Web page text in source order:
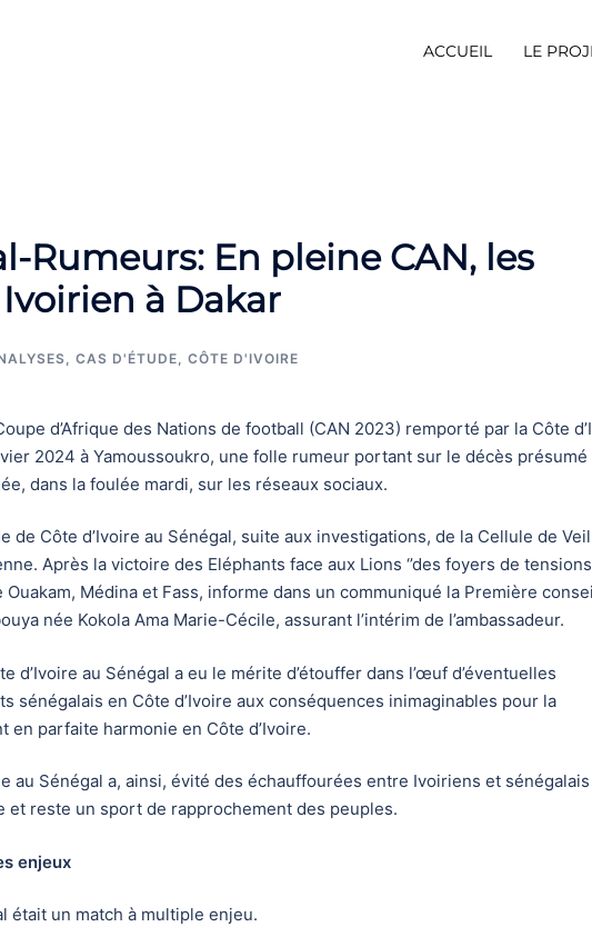
ACCUEIL LE
Rumeurs: En pleine CAN, les
Ivoirien à Dakar
CAS D'ÉTUDE CÔTE D'IVOIRE
d’Afrique des Nations de football (CAN 2023) remporté par la Côte
2024 à Yamoussoukro, une folle rumeur portant sur le décès présumé
dans la foulée mardi, sur les réseaux sociaux.
de Côte d’Ivoire au Sénégal, suite aux investigations, de la Cellule de
Après la victoire des Eléphants face aux Lions ‘’des foyers de
Ouakam, Médina et Fass, informe dans un communiqué la Première
née Kokola Ama Marie-Cécile, assurant l’intérim de l’ambassadeur.
d’Ivoire au Sénégal a eu le mérite d’étouffer dans l’œuf d’éventuelles
en Côte d’Ivoire aux conséquences inimaginables pour la
parfaite harmonie en Côte d’Ivoire.
au Sénégal a, ainsi, évité des échauffourées entre Ivoiriens et
et reste un sport de rapprochement des peuples.
enjeux
était un match à multiple enjeu.